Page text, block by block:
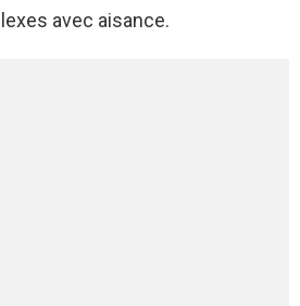
avec aisance.